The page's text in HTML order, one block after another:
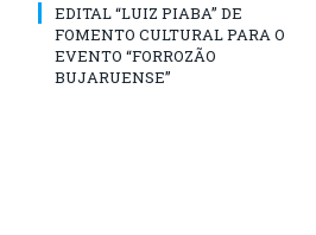
EDITAL “LUIZ PIABA” DE
FOMENTO CULTURAL PARA O
EVENTO “FORROZÃO
BUJARUENSE”